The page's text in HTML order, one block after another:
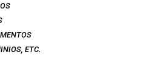
ETC.